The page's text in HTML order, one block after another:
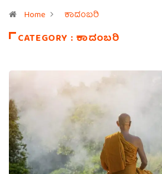
Home ಕಾದಂಬರಿ
CATEGORY : ಕಾದಂಬರಿ